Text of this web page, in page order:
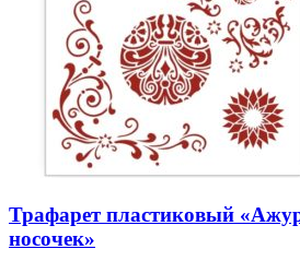
Трафарет пластиковый
носочек»